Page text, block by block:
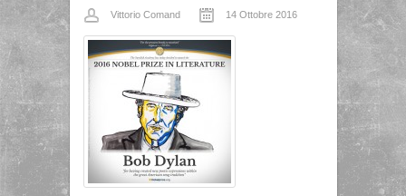
Vittorio Comand 14 Ottobre 2016